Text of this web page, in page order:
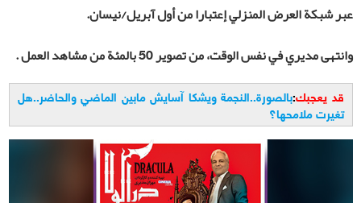
عبر شبكة العرض المنزلي إعتبارا من أول آبريل/نيسان.
وانتهى مديري في نفس الوقت، من تصوير 50 بالمئة من مشاهد العمل .
قد يعجبك:بالصورة..النجمة ويشكا آسايش مابين الماضي والحاضر..هل
تغيرت ملامحها؟